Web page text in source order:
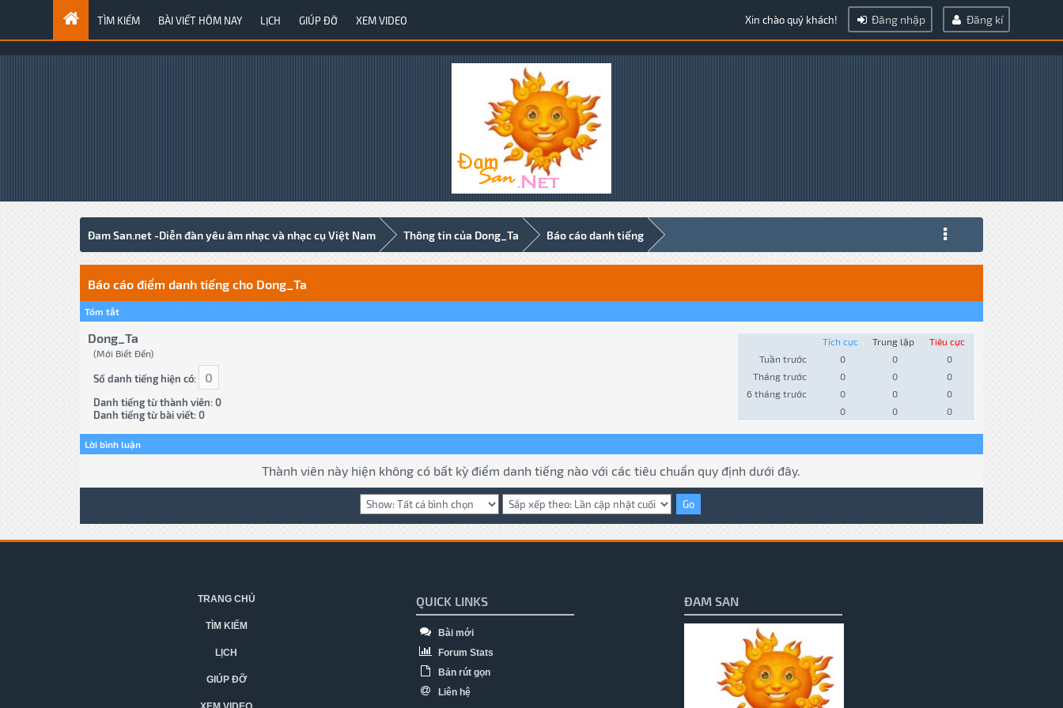
TÌM KIẾM BÀI VIẾT HÔM NAY LỊCH GIÚP ĐỠ XEM VIDEO Xin chào quý khách! Đăng nhập Đăng kí
Đam San.net -Diễn đàn yêu âm nhạc và nhạc cụ Việt Nam Thông tin của Dong_Ta Báo cáo danh tiếng
Báo cáo điểm danh tiếng cho Dong_Ta
Tóm tắt
Dong_Ta
(Mới Biết Đến)
Số danh tiếng hiện có: 0
Danh tiếng từ thành viên: 0
Danh tiếng từ bài viết: 0
Tích cực Trung lập
Tiêu cực
Tuần trước
0 0
0
Tháng trước
0 0
0
6 tháng trước
0 0
0
0
0 0
Lời bình luận
Thành viên này hiện không có bất kỳ điểm danh tiếng nào với các tiêu chuẩn quy định dưới đây.
TRANG CHỦ
TÌM KIẾM
LỊCH
GIÚP ĐỠ
QUICK LINKS
Bài mới
Forum Stats
Bản rút gọn
Liên hệ
ĐAM SAN